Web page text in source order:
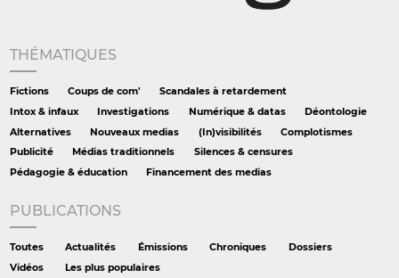
THÉMATIQUES
Fictions Coups de com'
Scandales à retardement
Intox & infaux
Investigations Numérique & datas
Déontologie
Alternatives
Nouveaux medias (In)visibilités
Complotismes
Publicité
Médias traditionnels
Silences & censures
Pédagogie & éducation
Financement des medias
PUBLICATIONS
Toutes Actualités Émissions Chroniques
Dossiers
Vidéos
Les plus populaires